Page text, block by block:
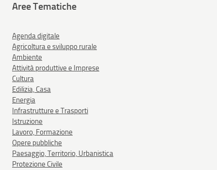
Aree Tematiche
Agenda digitale
Agricoltura e sviluppo rurale
Ambiente
Attività produttive e Imprese
Cultura
Edilizia, Casa
Energia
Infrastrutture e Trasporti
Istruzione
Lavoro, Formazione
Opere pubbliche
Paesaggio, Territorio, Urbanistica
Protezione Civile